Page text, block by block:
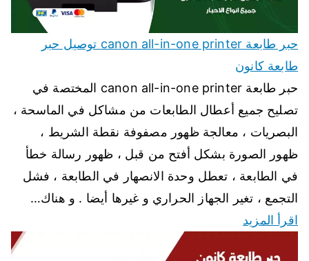
حبر طابعة canon all-in-one printer توصيل حبر
طابعة كانون
حبر طابعة canon all-in-one printer المختصة في
تصليح جميع أعطال الطابعات من مشاكل في الماسحة ،
البصريات ، معالجة ظهور مصفوفة نقطة الشريط ،
ظهور الصورة بشكل أفتح من قبل ، ظهور رسالة خطأ
في الطابعة ، تعطل وحدة الانصهار في الطابعة ، فشل
التجمع ، تغير الجهاز الحراري و غيرها أيضا . و هناك…
اقرأ المزيد